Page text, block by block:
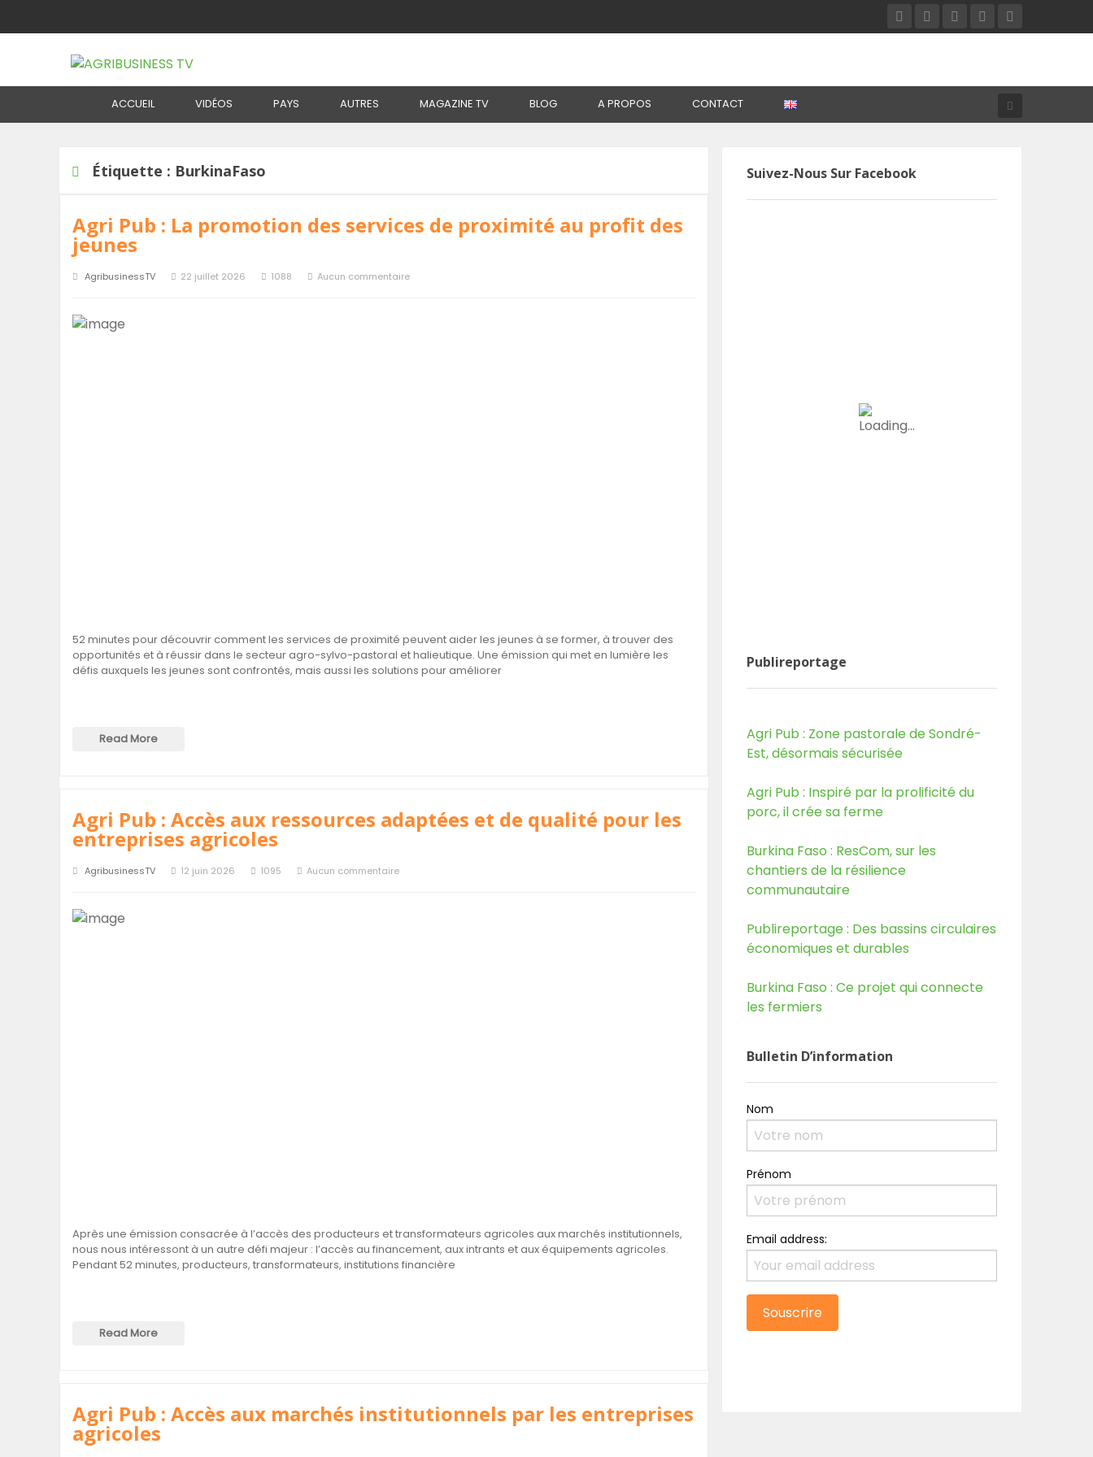
ACCUEIL VIDÉOS PAYS AUTRES MAGAZINE TV BLOG A PROPOS CONTACT
Home Étiquette :BurkinaFaso
Étiquette : BurkinaFaso
Agri Pub : La promotion des services de proximité au profit des
jeunes
AgribusinessTV 22 juillet 2026 1088 Aucun commentaire
52 minutes pour découvrir comment les services de proximité peuvent aider les jeunes à se former, à trouver des
opportunités et à réussir dans le secteur agro-sylvo-pastoral et halieutique. Une émission qui met en lumière les
défis auxquels les jeunes sont confrontés, mais aussi les solutions pour améliorer
Read More
Agri Pub : Accès aux ressources adaptées et de qualité pour les
entreprises agricoles
AgribusinessTV 12 juin 2026 1095 Aucun commentaire
Après une émission consacrée à l’accès des producteurs et transformateurs agricoles aux marchés institutionnels,
nous nous intéressont à un autre défi majeur : l’accès au financement, aux intrants et aux équipements agricoles.
Pendant 52 minutes, producteurs, transformateurs, institutions financière
Read More
Agri Pub : Accès aux marchés institutionnels par les entreprises
agricoles
Suivez-Nous Sur Facebook
Publireportage
Agri Pub : Zone pastorale de Sondré-
Est, désormais sécurisée
Agri Pub : Inspiré par la prolificité du
porc, il crée sa ferme
Burkina Faso : ResCom, sur les
chantiers de la résilience
communautaire
Publireportage : Des bassins circulaires
économiques et durables
Burkina Faso : Ce projet qui connecte
les fermiers
Bulletin D’information
Nom
Prénom
Email address: